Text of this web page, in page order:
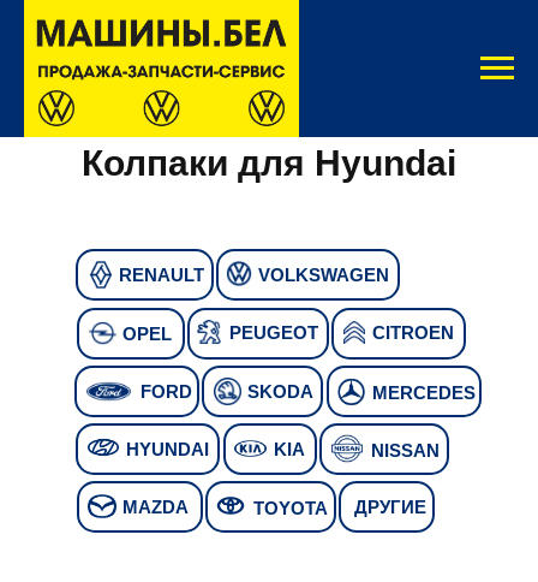
Колпаки для Hyundai
RENAULT VOLKSWAGEN
OPEL PEUGEOT CITROEN
FORD MERCEDES
HYUNDAI KIA
SKODA
NISSAN
MAZDA TOYOTA ДРУГИЕ